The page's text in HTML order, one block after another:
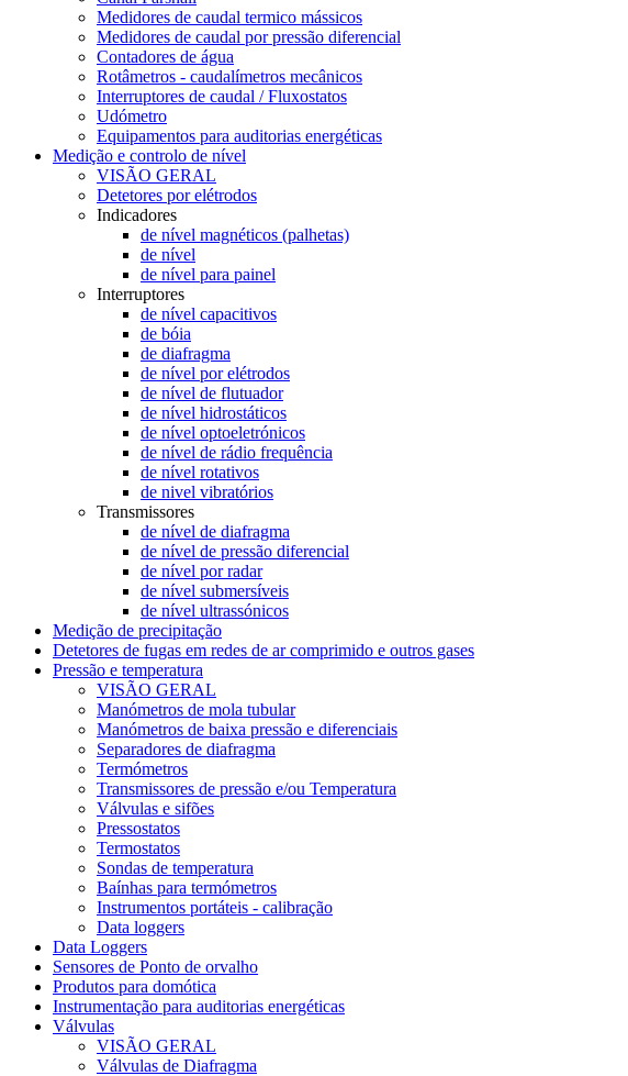
Medidores de caudal termico mássicos
Medidores de caudal por pressão diferencial
Contadores de água
Rotâmetros - caudalímetros mecânicos
Interruptores de caudal / Fluxostatos
Udómetro
Equipamentos para auditorias energéticas
Medição e controlo de nível
VISÃO GERAL
Detetores por elétrodos
Indicadores
de nível magnéticos (palhetas)
de nível
de nível para painel
Interruptores
de nível capacitivos
de bóia
de diafragma
de nível por elétrodos
de nível de flutuador
de nível hidrostáticos
de nível optoeletrónicos
de nível de rádio frequência
de nível rotativos
de nivel vibratórios
Transmissores
de nível de diafragma
de nível de pressão diferencial
de nível por radar
de nível submersíveis
de nível ultrassónicos
Medição de precipitação
Detetores de fugas em redes de ar comprimido e outros gases
Pressão e temperatura
VISÃO GERAL
Manómetros de mola tubular
Manómetros de baixa pressão e diferenciais
Separadores de diafragma
Termómetros
Transmissores de pressão e/ou Temperatura
Válvulas e sifões
Pressostatos
Termostatos
Sondas de temperatura
Baínhas para termómetros
Instrumentos portáteis - calibração
Data loggers
Data Loggers
Sensores de Ponto de orvalho
Produtos para domótica
Instrumentação para auditorias energéticas
Válvulas
VISÃO GERAL
Válvulas de Diafragma